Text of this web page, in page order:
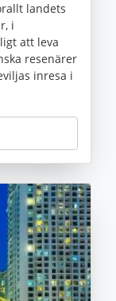
landets
i
att leva
resenärer
inresa i